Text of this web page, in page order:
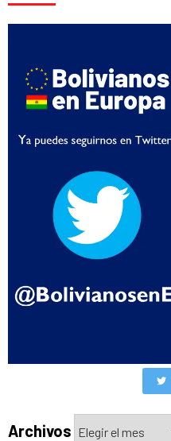
Archivos
Archivos